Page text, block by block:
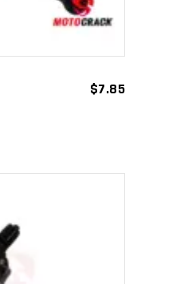
$7.85